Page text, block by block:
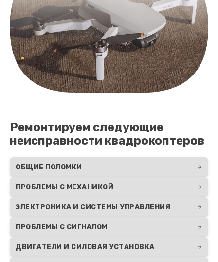
Ремонтируем следующие
неисправности квадрокоптеров
ОБЩИЕ ПОЛОМКИ
ПРОБЛЕМЫ С МЕХАНИКОЙ
ЭЛЕКТРОНИКА И СИСТЕМЫ УПРАВЛЕНИЯ
ПРОБЛЕМЫ С СИГНАЛОМ
ДВИГАТЕЛИ И СИЛОВАЯ УСТАНОВКА